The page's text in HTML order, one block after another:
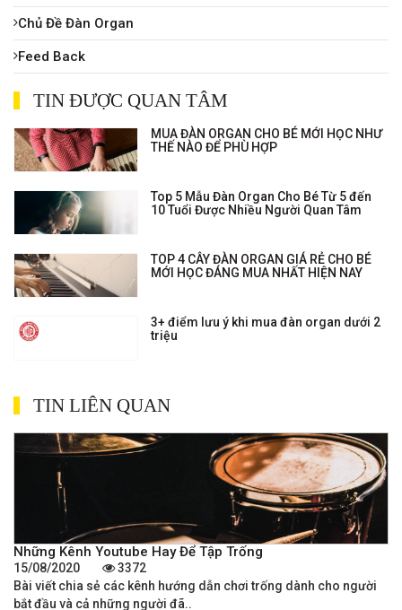
Chủ Đề Đàn Organ
Feed Back
TIN ĐƯỢC QUAN TÂM
MUA ĐÀN ORGAN CHO BÉ MỚI HỌC NHƯ
THẾ NÀO ĐỂ PHÙ HỢP
Top 5 Mẫu Đàn Organ Cho Bé Từ 5 đến
10 Tuổi Được Nhiều Người Quan Tâm
TOP 4 CÂY ĐÀN ORGAN GIÁ RẺ CHO BÉ
MỚI HỌC ĐÁNG MUA NHẤT HIỆN NAY
3+ điểm lưu ý khi mua đàn organ dưới 2
triệu
TIN LIÊN QUAN
Những Kênh Youtube Hay Để Tập Trống
15/08/2020
3372
Bài viết chia sẻ các kênh hướng dẫn chơi trống dành cho người
bắt đầu và cả những người đã..